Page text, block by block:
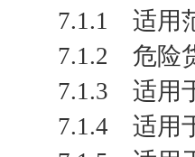
7.1.1 适用
7.1.2 危险
7.1.3 适用
7.1.4 适用